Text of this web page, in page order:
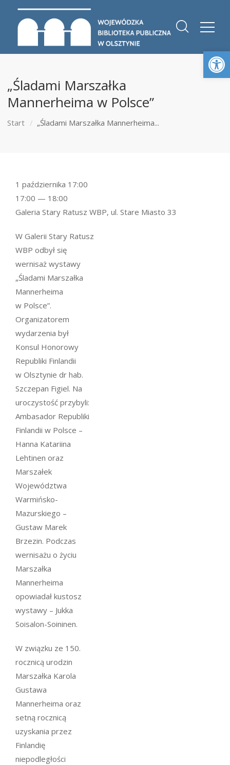
„Śladami Marszałka
Mannerheima w Polsce”
Start „Śladami Marszałka Mannerheima...
W Galerii Stary Ratusz
WBP odbył się
wernisaż wystawy
„Śladami Marszałka
Mannerheima
w Polsce”.
Organizatorem
wydarzenia był
Konsul Honorowy
Republiki Finlandii
w Olsztynie dr hab.
Szczepan Figiel. Na
uroczystość przybyli:
Ambasador Republiki
Finlandii w Polsce –
Hanna Katariina
Lehtinen oraz
Marszałek
Województwa
Warmińsko-
Mazurskiego –
Gustaw Marek
Brzezin. Podczas
wernisażu o życiu
Marszałka
Mannerheima
opowiadał kustosz
wystawy – Jukka
Soisalon-Soininen.
W związku ze 150.
rocznicą urodzin
Marszałka Karola
Gustawa
Mannerheima oraz
setną rocznicą
uzyskania przez
Finlandię
niepodległości
1 października 17:00
17:00 — 18:00
Galeria Stary Ratusz WBP, ul. Stare Miasto 33